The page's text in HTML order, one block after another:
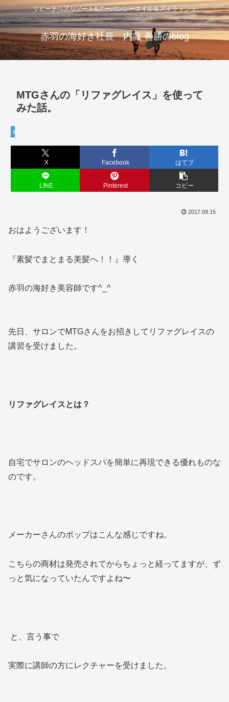
リビーチヘアリゾート&アーバンシーネイル＆アイラッシュ
赤羽の海好き社長 内藤 善勝のblog
MTGさんの「リファグレイス」を使って
みた話。
経営・学び
X Facebook はてブ
LINE Pinterest コピー
2017.09.15
おはようございます！
『素髪でまとまる美髪へ！！』導く
赤羽の海好き美容師です^_^
先日、サロンでMTGさんをお招きしてリファグレイスの
講習を受けました。
リファグレイスとは？
自宅でサロンのヘッドスパを簡単に再現できる優れものな
のです。
メーカーさんのポップはこんな感じですね。
こちらの商材は発売されてからちょっと経ってますが、ず
っと気になっていたんですよね〜
と、言う事で
実際に講師の方にレクチャーを受けました。